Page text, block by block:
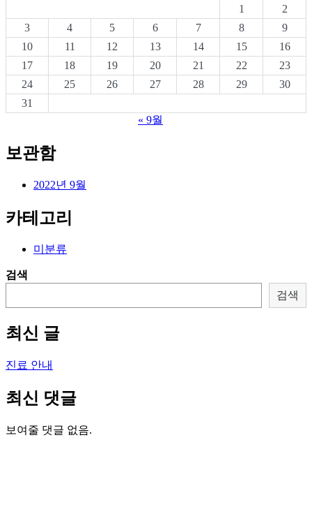
1
2
3
4 5 6 7 8
9
10
11 12 13 14 15
16
17
18 19 20 21 22
23
24
25 26 27 28 29
30
31
« 9월
보관함
2022년 9월
카테고리
미분류
검색
검색
최신 글
진료 안내
최신 댓글
보여줄 댓글 없음.